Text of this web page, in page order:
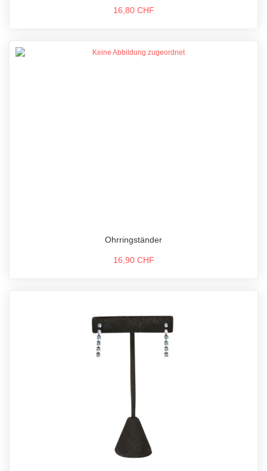
16,80 CHF
Ohrringständer
16,90 CHF